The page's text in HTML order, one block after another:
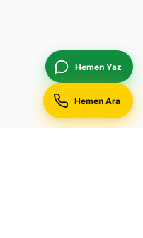
Hemen Yaz
Hemen Ara